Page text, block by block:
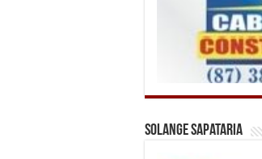
Solange Sapataria